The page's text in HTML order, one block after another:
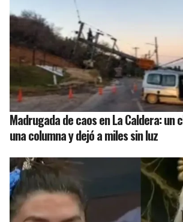
Madrugada de caos en La Caldera: un
una columna y dejó a miles sin luz